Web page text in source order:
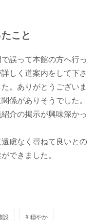
こと
誤って本館の方へ行っ
しく道案内をして下さ
。ありがとうございま
係がありそうでした。
介の掲示が興味深かっ
慮なく尋ねて良いとの
できました。
設 # 穏やか